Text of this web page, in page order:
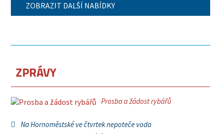
ZOBRAZIT DALŠÍ NABÍDKY
ZPRÁVY
Prosba a žádost rybářů
Na Hornoměstské ve čtvrtek nepoteče voda